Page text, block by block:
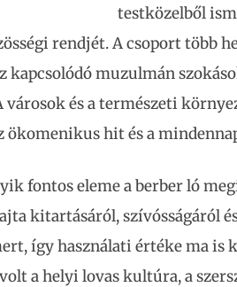
testközelből
rendjét. A csoport több
kapcsolódó muzulmán
és a természeti
hit és a
fontos eleme a berber ló
kitartásáról, szívósságáról
így használati értéke ma is
a helyi lovas kultúra, a